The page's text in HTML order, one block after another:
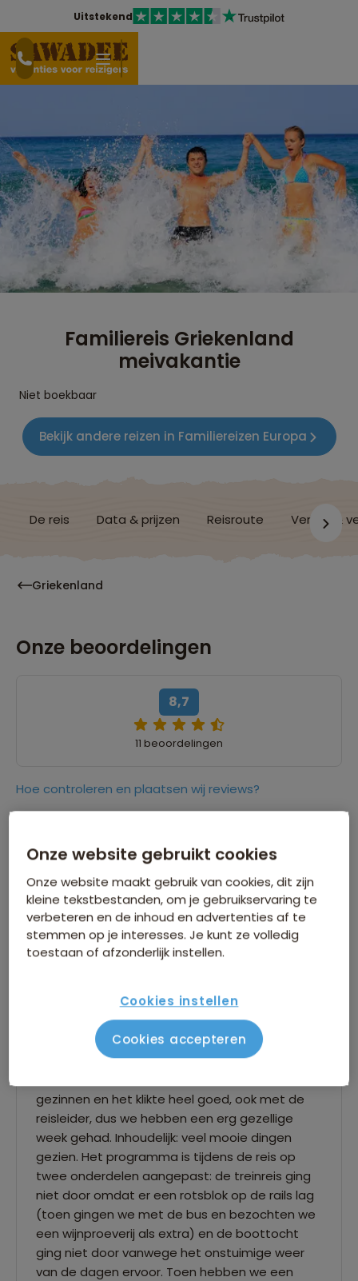
Uitstekend
Familiereis Griekenland
meivakantie
Niet boekbaar
Bekijk andere reizen in Familiereizen Europa
De reis Data & prijzen Reisroute Verblijf &
Griekenland
Onze beoordelingen
8,7
11 beoordelingen
Hoe controleren en plaatsen wij reviews?
Remko
“Prachtige reis met een mooi programma,
waarbij ruimte genoeg is voor eigen invulling.
Leuke, gevarieerde reis met de drukte van
Athene en daarna de rust verder in de reis.”
gezinnen en het klikte heel goed, ook met de
reisleider, dus we hebben een erg gezellige
week gehad. Inhoudelijk: veel mooie dingen
gezien. Het programma is tijdens de reis op
twee onderdelen aangepast: de treinreis ging
niet door omdat er een rotsblok op de rails lag
(toen gingen we met de bus en bezochten we
een wijnproeverij als extra) en de boottocht
ging niet door vanwege het onstuimige weer
van de dagen ervoor. Toen hebben we een
Onze website gebruikt cookies
Onze website maakt gebruik van cookies, dit zijn
kleine tekstbestanden, om je gebruikservaring te
verbeteren en de inhoud en advertenties af te
stemmen op je interesses. Je kunt ze volledig
toestaan of afzonderlijk instellen.
Cookies instellen
Cookies accepteren